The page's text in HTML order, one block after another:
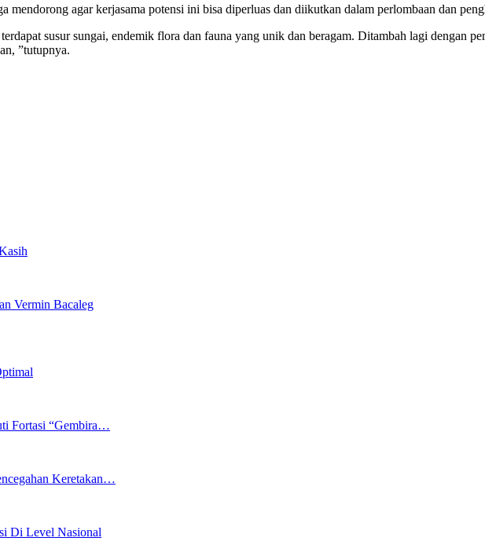
agar kerjasama potensi ini bisa diperluas dan diikutkan dalam perlombaan dan
susur sungai, endemik flora dan fauna yang unik dan beragam. Ditambah lagi dengan
”tutupnya.
Vermin Bacaleg
Fortasi “Gembira…
Keretakan…
Di Level Nasional